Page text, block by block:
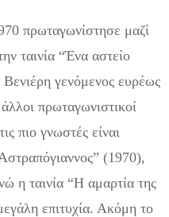
πρωταγωνίστησε μαζί
ταινία “Ένα αστείο
γενόμενος ευρέως
πρωταγωνιστικοί
πιο γνωστές είναι
(1970),
η ταινία “Η αμαρτία της
επιτυχία. Ακόμη το